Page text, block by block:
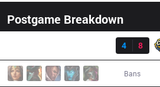
Postgame Breakdown
4
8
Bans